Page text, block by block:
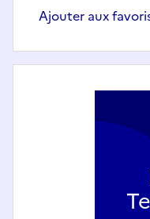
Ajouter aux